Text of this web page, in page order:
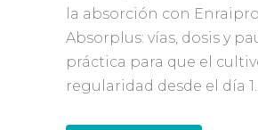
la absorción con
Absorplus: vías, dosis y
práctica para que el
regularidad desde el día